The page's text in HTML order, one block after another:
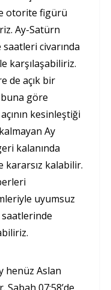
otorite figürü
Ay-Satürn
saatleri civarında
karşılaşabiliriz.
de açık bir
göre
kesinleştiği
Ay
kalanında
kararsız kalabilir.
uyumsuz
saatlerinde
henüz Aslan